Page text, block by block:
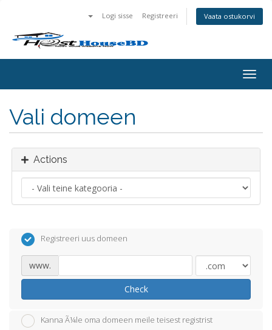
Logi sisse Registreeri Vaata ostukorvi
Vali domeen
Actions
Registreeri uus domeen
www.
Check
Kanna Ã¼le oma domeen meile teisest registrist